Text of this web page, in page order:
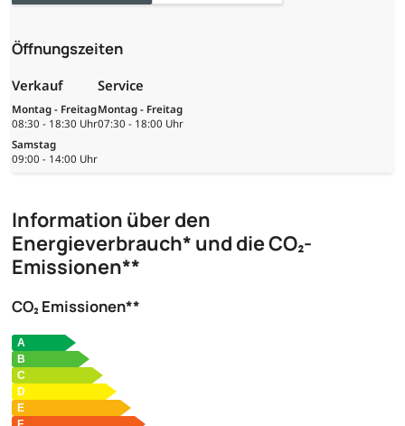
Öffnungszeiten
Verkauf
Montag - Freitag
08:30 - 18:30 Uhr
Samstag
09:00 - 14:00 Uhr
Service
Montag - Freitag
07:30 - 18:00 Uhr
Information über den
Energieverbrauch* und die CO₂-
Emissionen**
CO₂ Emissionen**